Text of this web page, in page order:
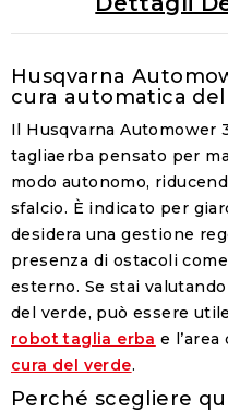
Husqvarna
cura automatica
Il Husqvarna Automower
tagliaerba pensato per
modo autonomo,
sfalcio. È indicato per
desidera una gestione
presenza di ostacoli
esterno. Se stai
del verde, può essere
robot taglia erba e l’area
cura del verde.
Perché scegliere